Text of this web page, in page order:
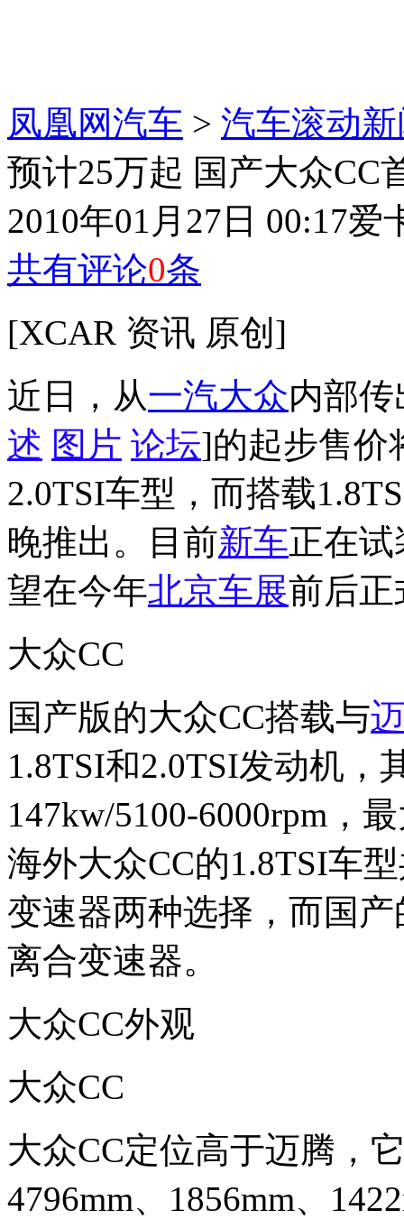
凤凰网汽车 > 汽车滚动
预计25万起 国产大众CC
2010年01月27日 00:17爱
共有评论0条
[XCAR 资讯 原创]
近日，从一汽大众内部
述 图片 论坛]的起步售价
2.0TSI车型，而搭载
晚推出。目前新车正在
望在今年北京车展前后正
大众CC
国产版的大众CC搭载与
1.8TSI和2.0TSI发动机，
147kw/5100-6000rpm，
海外大众CC的1.8TSI车
变速器两种选择，而国
离合变速器。
大众CC外观
大众CC
大众CC定位高于迈腾，
4796mm、1856mm、